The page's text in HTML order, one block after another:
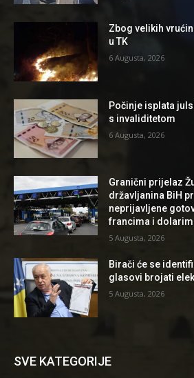
Zbog velikih
u TK
6 Augusta, 2026
Počinje isplata
s invaliditetom
6 Augusta, 2026
Granični prijelaz
državljanina BiH
neprijavljene
francima i
5 Augusta, 2026
Birači će se
glasovi brojati
5 Augusta, 2026
SVE KATEGORIJE